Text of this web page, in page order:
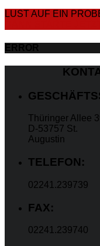
LUST AUF EIN
ERROR
Thüringer Allee
D-53757 St.
Augustin
TELEFON:
02241.239739
FAX:
02241.239740